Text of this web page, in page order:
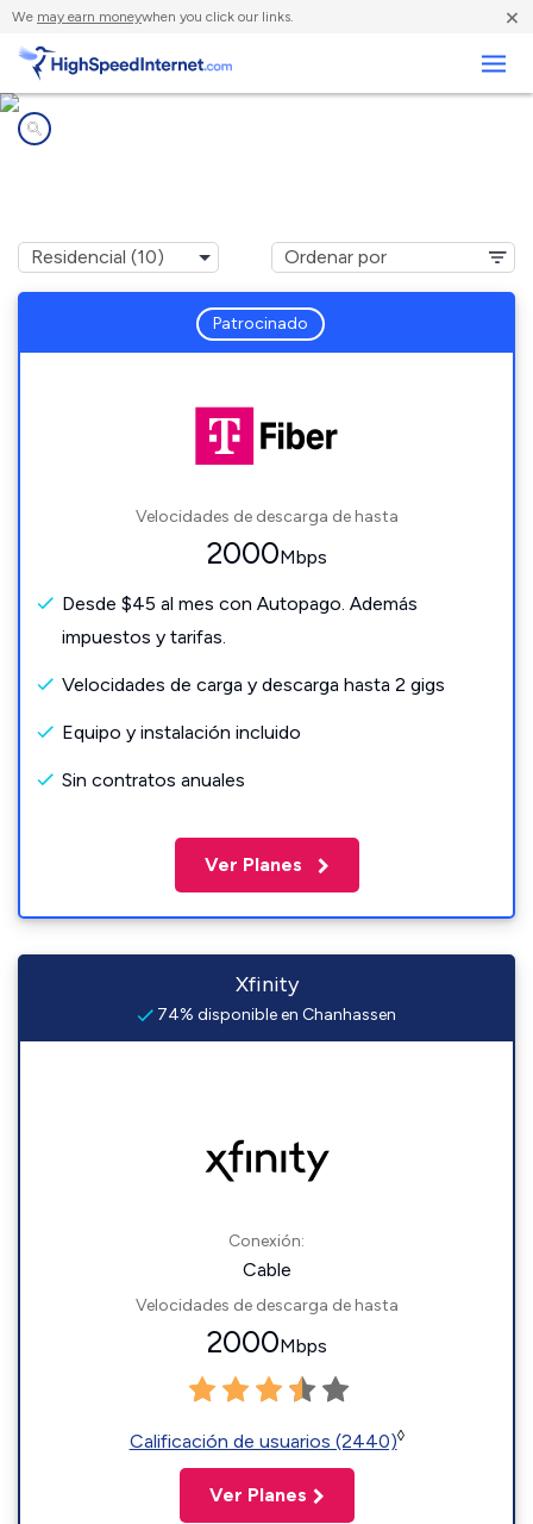
We may earn moneywhen you click our links. ×
Patrocinado
Velocidades de descarga de hasta
2000Mbps
Desde $45 al mes con Autopago. Además
impuestos y tarifas.
Velocidades de carga y descarga hasta 2 gigs
Equipo y instalación incluido
Sin contratos anuales
Ver Planes
Xfinity
74% disponible en Chanhassen
Conexión:
Cable
Velocidades de descarga de hasta
2000Mbps
Calificación de usuarios (2440)◊
Ver Planes